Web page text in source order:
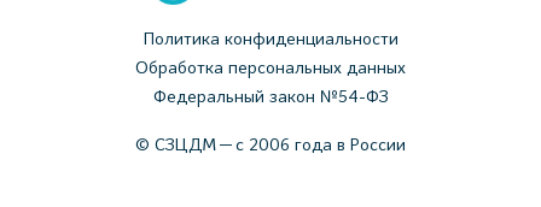
Политика конфиденциальности
Обработка персональных данных
Федеральный закон №54-ФЗ
© СЗЦДМ — с 2006 года в России